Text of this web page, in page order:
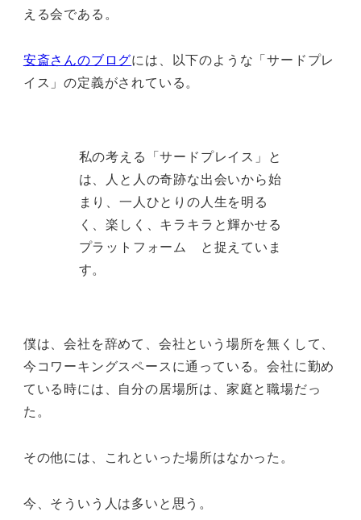
える会である。
安斎さんのブログには、以下のような「サードプレ
イス」の定義がされている。
私の考える「サードプレイス」と
は、人と人の奇跡な出会いから始
まり、一人ひとりの人生を明る
く、楽しく、キラキラと輝かせる
プラットフォーム と捉えていま
す。
僕は、会社を辞めて、会社という場所を無くして、
今コワーキングスペースに通っている。会社に勤め
ている時には、自分の居場所は、家庭と職場だっ
た。
その他には、これといった場所はなかった。
今、そういう人は多いと思う。